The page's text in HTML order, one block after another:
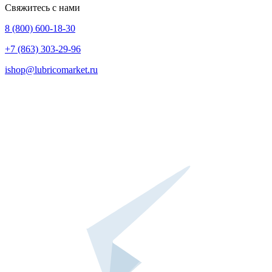
Свяжитесь с нами
8 (800) 600-18-30
+7 (863) 303-29-96
ishop@lubricomarket.ru